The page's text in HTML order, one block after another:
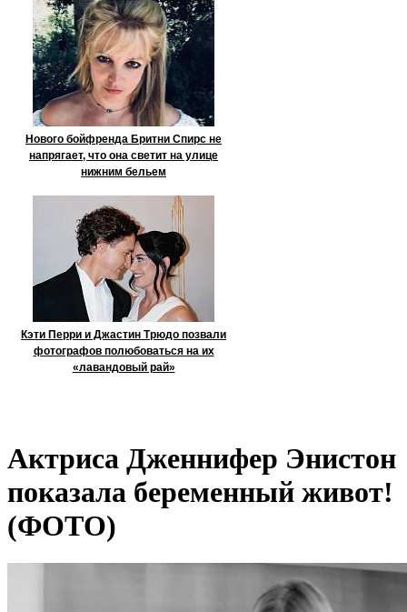
Нового бойфренда Бритни Спирс не
напрягает, что она светит на улице
нижним бельем
Кэти Перри и Джастин Трюдо позвали
фотографов полюбоваться на их
«лавандовый рай»
Актриса Дженнифер Энистон
показала беременный живот!
(ФОТО)